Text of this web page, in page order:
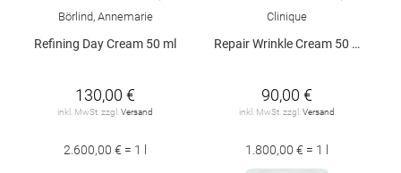
Börlind, Annemarie
Refining Day Cream 50 ml
130,00 €
inkl. MwSt. zzgl. Versand
2.600,00 € = 1 l
Clinique
Repair Wrinkle Cream 50 ml
90,00 €
inkl. MwSt. zzgl. Versand
1.800,00 € = 1 l